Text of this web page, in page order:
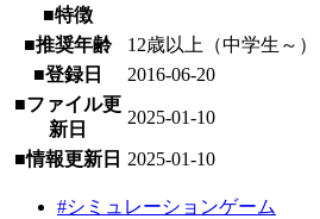
■特徴
■推奨年齢
12歳以上（中学生～）
■登録日
2016-06-20
■ファイル更
新日
2025-01-10
■情報更新日 2025-01-10
#シミュレーションゲーム